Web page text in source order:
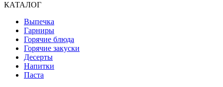
КАТАЛОГ
Выпечка
Гарниры
Горячие блюда
Горячие закуски
Десерты
Напитки
Паста